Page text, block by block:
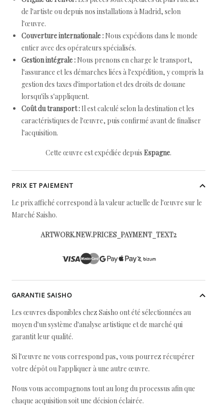
de l'artiste ou depuis nos installations à Madrid, selon
l'œuvre.
Couverture internationale : Nous expédions dans le monde
entier avec des opérateurs spécialisés.
Gestion intégrale : Nous prenons en charge le transport,
l'assurance et les démarches liées à l'expédition, y compris la
gestion des taxes d'importation et des droits de douane
lorsqu'ils s'appliquent.
Coût du transport : Il est calculé selon la destination et les
caractéristiques de l'œuvre, puis confirmé avant de finaliser
l'acquisition.
Cette œuvre est expédiée depuis Espagne.
PRIX ET PAIEMENT
Le prix affiché correspond à la valeur actuelle de l'œuvre sur le
Marché Saisho.
ARTWORK.NEW.PRICES_PAYMENT_TEXT2
GARANTIE SAISHO
Les œuvres disponibles chez Saisho ont été sélectionnées au
moyen d'un système d'analyse artistique et de marché qui
garantit leur qualité.
Si l'œuvre ne vous correspond pas, vous pourrez récupérer
votre dépôt ou l'appliquer à une autre œuvre.
Nous vous accompagnons tout au long du processus afin que
chaque acquisition soit une décision éclairée.